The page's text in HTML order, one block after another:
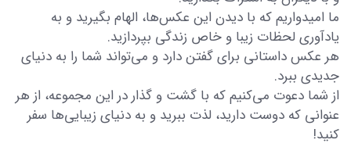
ما امیدواریم که با دیدن این عکس‌ها، الهام بگیرید و به
یادآوری لحظات زیبا و خاص زندگی بپردازید.
هر عکس داستانی برای گفتن دارد و می‌تواند شما را به دنیای
جدیدی ببرد.
از شما دعوت می‌کنیم که با گشت و گذار در این مجموعه، از هر
عنوانی که دوست دارید، لذت ببرید و به دنیای زیبایی‌ها سفر
کنید!